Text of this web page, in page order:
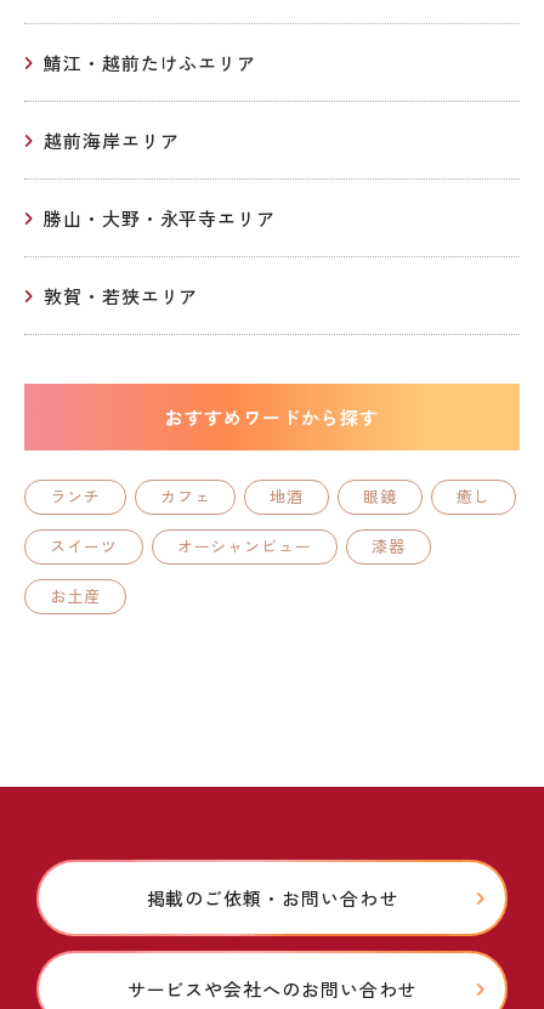
鯖江・越前たけふエリア
越前海岸エリア
勝山・大野・永平寺エリア
敦賀・若狭エリア
おすすめワードから探す
ランチ カフェ 地酒 眼鏡 癒し
スイーツ オーシャンビュー 漆器
お土産
掲載のご依頼・お問い合わせ
サービスや会社へのお問い合わせ